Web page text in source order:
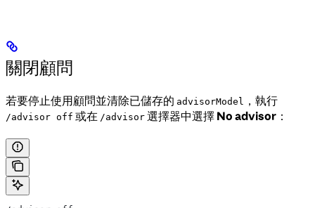
關閉顧問
若要停止使用顧問並清除已儲存的 advisorModel ，執行
/advisor off 或在 /advisor 選擇器中選擇 No advisor ：